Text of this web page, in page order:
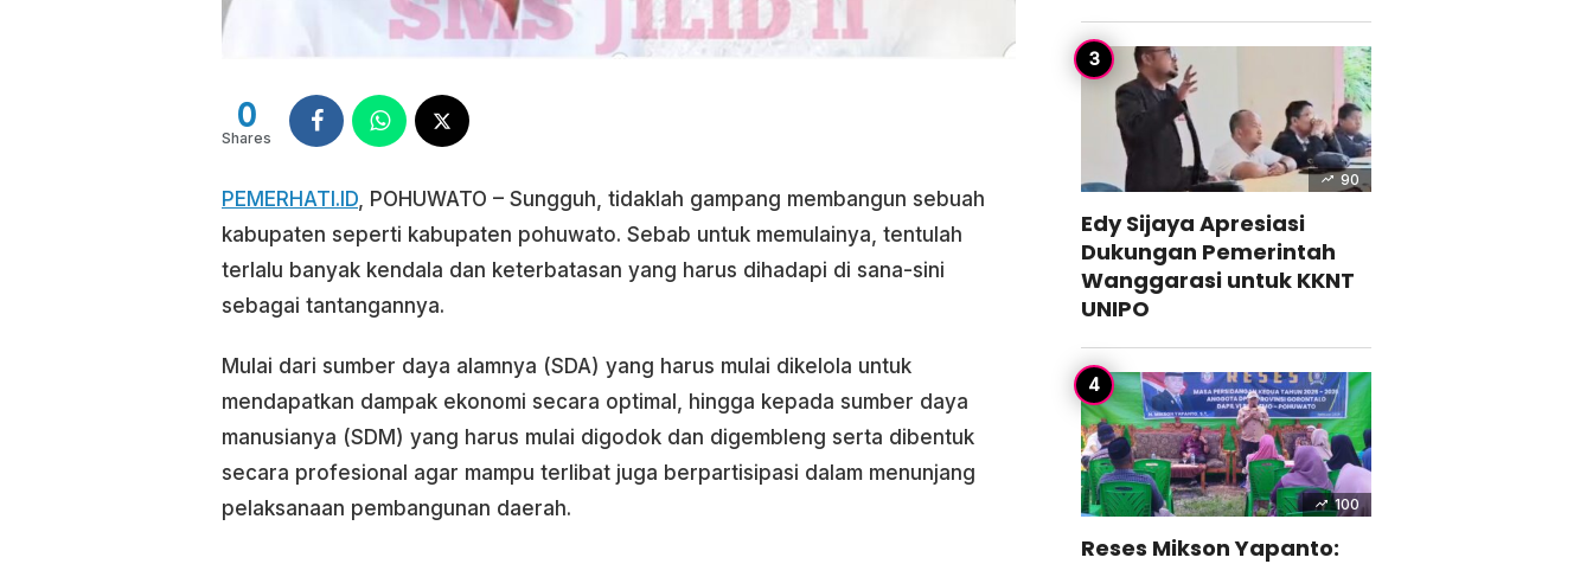
0
Shares
PEMERHATI.ID , POHUWATO – Sungguh, tidaklah gampang membangun sebuah
kabupaten seperti kabupaten pohuwato. Sebab untuk memulainya, tentulah
terlalu banyak kendala dan keterbatasan yang harus dihadapi di sana-sini
sebagai tantangannya.
Mulai dari sumber daya alamnya (SDA) yang harus mulai dikelola untuk
mendapatkan dampak ekonomi secara optimal, hingga kepada sumber daya
manusianya (SDM) yang harus mulai digodok dan digembleng serta dibentuk
secara profesional agar mampu terlibat juga berpartisipasi dalam menunjang
pelaksanaan pembangunan daerah.
90
Edy Sijaya Apresiasi
Dukungan Pemerintah
Wanggarasi untuk KKNT
UNIPO
100
Reses Mikson Yapanto: